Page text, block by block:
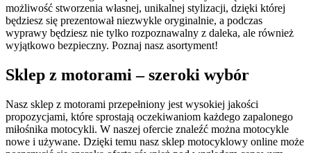
możliwość stworzenia własnej, unikalnej stylizacji, dzięki której
będziesz się prezentował niezwykle oryginalnie, a podczas
wyprawy będziesz nie tylko rozpoznawalny z daleka, ale również
wyjątkowo bezpieczny. Poznaj nasz asortyment!
Sklep z motorami – szeroki wybór
Nasz sklep z motorami przepełniony jest wysokiej jakości
propozycjami, które sprostają oczekiwaniom każdego zapalonego
miłośnika motocykli. W naszej ofercie znaleźć można motocykle
nowe i używane. Dzięki temu nasz sklep motocyklowy online może